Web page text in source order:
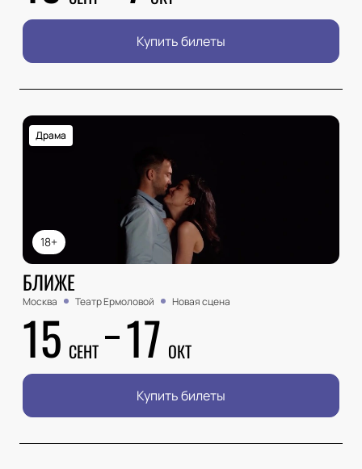
Купить билеты
18+
Драма
БЛИЖЕ
Москва Театр Ермоловой Новая сцена
15 СЕНТ 17 ОКТ
Купить билеты